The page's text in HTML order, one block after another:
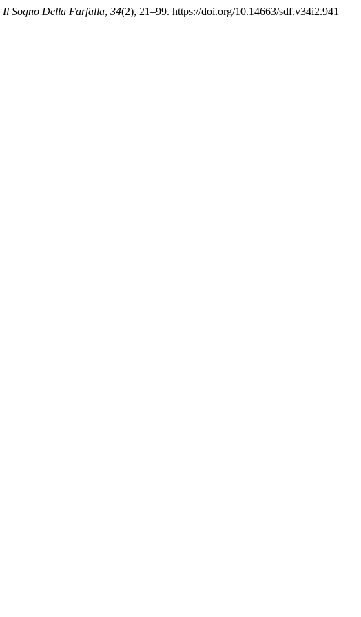
Il Sogno Della Farfalla, 34(2), 21–99. https://doi.org/10.14663/sdf.v34i2.941